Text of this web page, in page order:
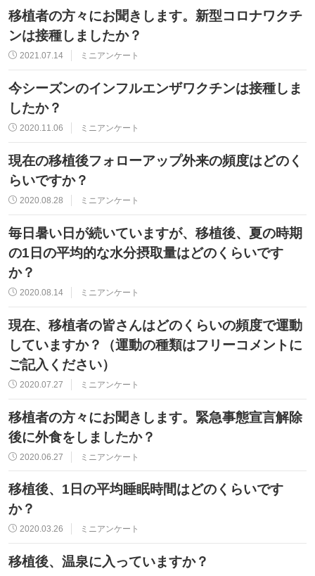
移植者の方々にお聞きします。新型コロナワクチ
ンは接種しましたか？
2021.07.14 ミニアンケート
今シーズンのインフルエンザワクチンは接種しま
したか？
2020.11.06 ミニアンケート
現在の移植後フォローアップ外来の頻度はどのく
らいですか？
2020.08.28 ミニアンケート
毎日暑い日が続いていますが、移植後、夏の時期
の1日の平均的な水分摂取量はどのくらいです
か？
2020.08.14 ミニアンケート
現在、移植者の皆さんはどのくらいの頻度で運動
していますか？（運動の種類はフリーコメントに
ご記入ください）
2020.07.27 ミニアンケート
移植者の方々にお聞きします。緊急事態宣言解除
後に外食をしましたか？
2020.06.27 ミニアンケート
移植後、1日の平均睡眠時間はどのくらいです
か？
2020.03.26 ミニアンケート
移植後、温泉に入っていますか？